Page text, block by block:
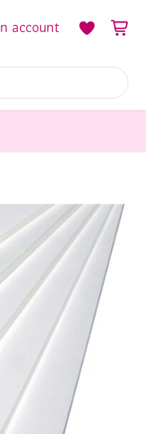
account